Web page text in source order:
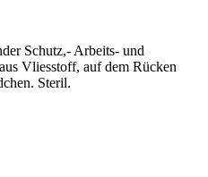
Schutz,- Arbeits- und
Vliesstoff, auf dem Rücken
Steril.